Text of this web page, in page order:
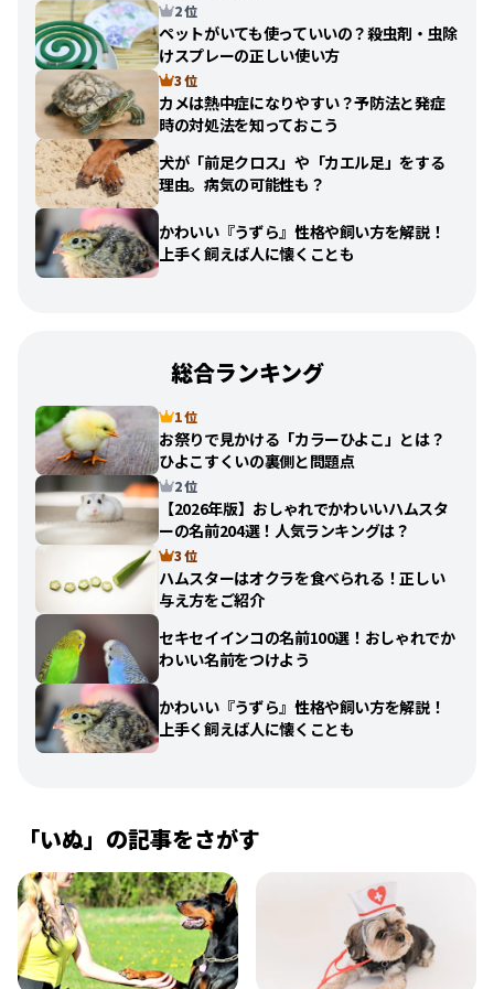
2 位
ペットがいても使っていいの？殺虫剤・虫除
けスプレーの正しい使い方
3 位
カメは熱中症になりやすい？予防法と発症
時の対処法を知っておこう
犬が「前足クロス」や「カエル足」をする
理由。病気の可能性も？
かわいい『うずら』性格や飼い方を解説！
上手く飼えば人に懐くことも
総合ランキング
1 位
お祭りで見かける「カラーひよこ」とは？
ひよこすくいの裏側と問題点
2 位
【2026年版】おしゃれでかわいいハムスタ
ーの名前204選！人気ランキングは？
3 位
ハムスターはオクラを食べられる！正しい
与え方をご紹介
セキセイインコの名前100選！おしゃれでか
わいい名前をつけよう
かわいい『うずら』性格や飼い方を解説！
上手く飼えば人に懐くことも
「いぬ」の記事をさがす